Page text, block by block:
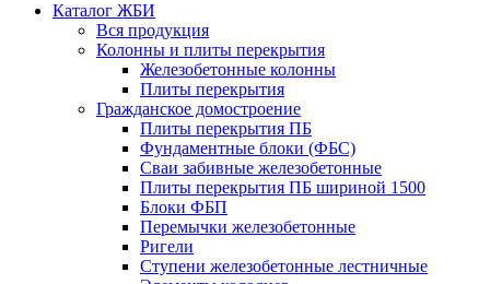
Каталог ЖБИ
Вся продукция
Колонны и плиты перекрытия
Железобетонные колонны
Плиты перекрытия
Гражданское домостроение
Плиты перекрытия ПБ
Фундаментные блоки (ФБС)
Сваи забивные железобетонные
Плиты перекрытия ПБ шириной 1500
Блоки ФБП
Перемычки железобетонные
Ригели
Ступени железобетонные лестничные